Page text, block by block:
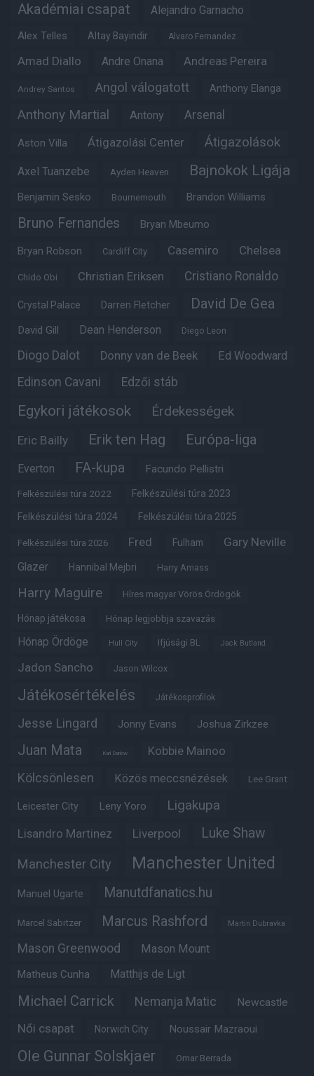
Akadémiai csapat Alejandro Garnacho
Alex Telles Altay Bayindir Alvaro Fernandez
Amad Diallo Andre Onana Andreas Pereira
Andrey Santos Angol válogatott Anthony Elanga
Anthony Martial Antony Arsenal
Aston Villa Átigazolási Center Átigazolások
Axel Tuanzebe Ayden Heaven Bajnokok Ligája
Benjamin Sesko Bournemouth Brandon Williams
Bruno Fernandes Bryan Mbeumo
Bryan Robson Cardiff City Casemiro Chelsea
Chido Obi Christian Eriksen Cristiano Ronaldo
Crystal Palace Darren Fletcher David De Gea
David Gill Dean Henderson Diego Leon
Diogo Dalot Donny van de Beek Ed Woodward
Edinson Cavani Edzői stáb
Egykori játékosok Érdekességek
Eric Bailly Erik ten Hag Európa-liga
Everton FA-kupa Facundo Pellistri
Felkészülési túra 2022 Felkészülési túra 2023
Felkészülési túra 2024 Felkészülési túra 2025
Felkészülési túra 2026 Fred Fulham Gary Neville
Glazer Hannibal Mejbri Harry Amass
Harry Maguire Híres magyar Vörös Ördögök
Hónap játékosa Hónap legjobbja szavazás
Hónap Ördöge Hull City Ifjúsági BL Jack Butland
Jadon Sancho Jason Wilcox
Játékosértékelés Játékosprofilok
Jesse Lingard Jonny Evans Joshua Zirkzee
Juan Mata Karl Darlow Kobbie Mainoo
Kölcsönlesen Közös meccsnézések Lee Grant
Leicester City Leny Yoro Ligakupa
Lisandro Martinez Liverpool Luke Shaw
Manchester City Manchester United
Manuel Ugarte Manutdfanatics.hu
Marcel Sabitzer Marcus Rashford Martin Dubravka
Mason Greenwood Mason Mount
Matheus Cunha Matthijs de Ligt
Michael Carrick Nemanja Matic Newcastle
Női csapat Norwich City Noussair Mazraoui
Ole Gunnar Solskjaer Omar Berrada